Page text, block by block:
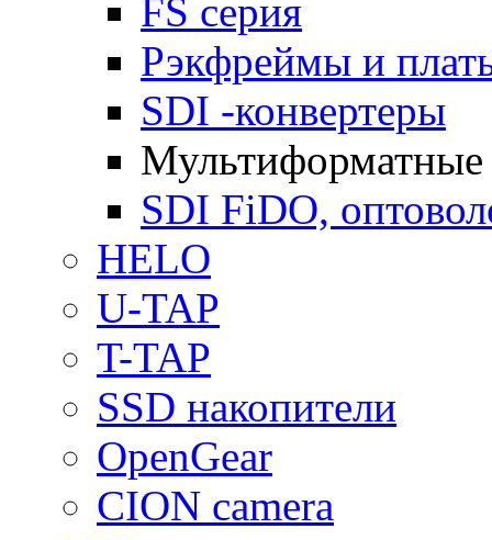
FS серия
Рэкфреймы и
SDI -конвертеры
Мультиформатные
SDI FiDO,
HELO
U-TAP
T-TAP
SSD накопители
OpenGear
CION camera